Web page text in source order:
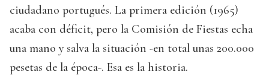
ciudadano portugués. La primera edición (1965)
acaba con déficit, pero la Comisión de Fiestas echa
una mano y salva la situación -en total unas 200.000
pesetas de la época-. Esa es la historia.